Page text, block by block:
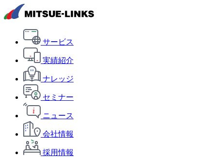
サービス
実績紹介
ナレッジ
セミナー
ニュース
会社情報
採用情報